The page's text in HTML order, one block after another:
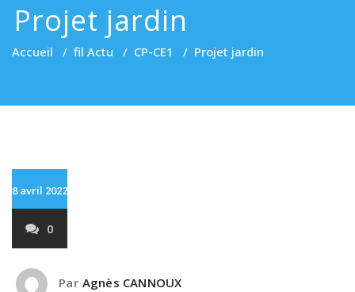
Projet jardin
Accueil / fil Actu / CP-CE1 / Projet jardin
8 avril 2022
0
Par Agnès CANNOUX